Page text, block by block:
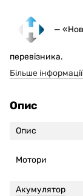
—
перевізника.
Більше
Опис
Опис
Мотори
Акумулятор